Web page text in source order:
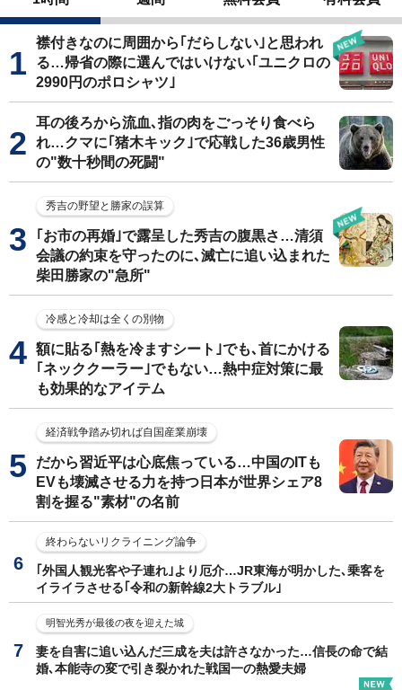
襟付きなのに周囲から｢だらしない｣と思われ
る…帰省の際に選んではいけない｢ユニクロの
2990円のポロシャツ｣
耳の後ろから流血､指の肉をごっそり食べら
れ…クマに｢猪木キック｣で応戦した36歳男性
の"数十秒間の死闘"
秀吉の野望と勝家の誤算
｢お市の再婚｣で露呈した秀吉の腹黒さ…清須
会議の約束を守ったのに､滅亡に追い込まれた
柴田勝家の"急所"
冷感と冷却は全くの別物
額に貼る｢熱を冷ますシート｣でも､首にかける
｢ネッククーラー｣でもない…熱中症対策に最
も効果的なアイテム
経済戦争踏み切れば自国産業崩壊
だから習近平は心底焦っている…中国のITも
EVも壊滅させる力を持つ日本が世界シェア8
割を握る"素材"の名前
終わらないリクライニング論争
｢外国人観光客や子連れ｣より厄介…JR東海が明かした､乗客を
イライラさせる｢令和の新幹線2大トラブル｣
明智光秀が最後の夜を迎えた城
妻を自害に追い込んだ三成を夫は許さなかった…信長の命で結
婚､本能寺の変で引き裂かれた戦国一の熱愛夫婦